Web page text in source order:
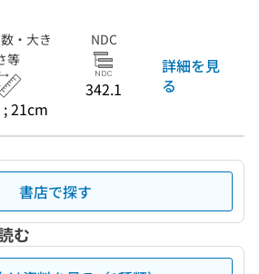
・大き
等
21cm
NDC
342.1
詳細を見
る
書店で探す
む